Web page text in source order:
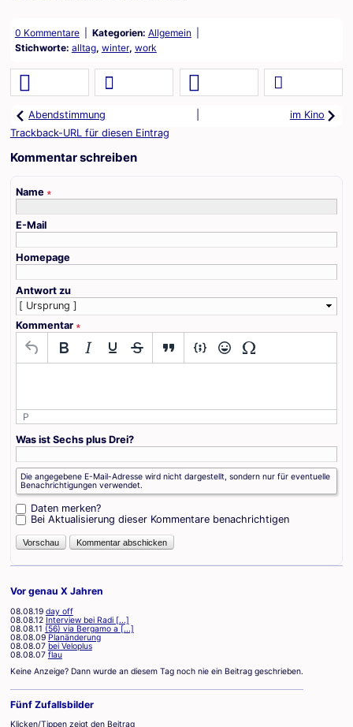
0 Kommentare Kategorien: Allgemein
Stichworte: alltag, winter, work
Abendstimmung
im Kino
Trackback-URL für diesen Eintrag
Kommentar schreiben
Name ∗
E-Mail
Homepage
Antwort zu
Kommentar ∗
P
Was ist Sechs plus Drei?
Die angegebene E-Mail-Adresse wird nicht dargestellt, sondern nur für eventuelle
Benachrichtigungen verwendet.
Daten merken?
Bei Aktualisierung dieser Kommentare benachrichtigen
Vor genau X Jahren
08.08.19 day off
08.08.12 Interview bei Radi [...]
08.08.11 (56) via Bergamo a [...]
08.08.09 Planänderung
08.08.07 bei Veloplus
08.08.07 flau
Keine Anzeige? Dann wurde an diesem Tag noch nie ein Beitrag geschrieben.
Fünf Zufallsbilder
Klicken/Tippen zeigt den Beitrag